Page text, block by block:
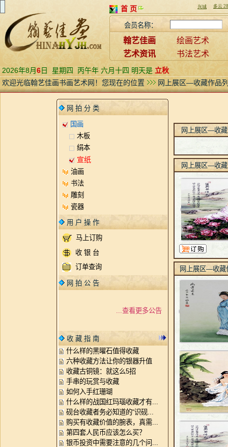
首 页
会员名称：
翰艺佳画
绘画艺术
艺术资讯
书法艺术
2026年8月6日 星期四 丙午年 六月十四 明天是 立秋
欢迎光临翰艺佳画书画艺术网！您现在的位置
网上展区—收藏作品
网 拍 分 类
国画
木板
绢本
宣纸
油画
书法
雕刻
瓷器
用 户 操 作
马上订购
收 银 台
订单查询
网 拍 公 告
...查看更多公告
收 藏 指 南
什么样的黑曜石值得收藏
六种收藏方法让你的银器升值
收藏古铜镜：就这么5招
手串的玩赏与收藏
如何入手红珊瑚
什么样的战国红玛瑙收藏才有...
砚台收藏者务必知道的“识砚...
购买有收藏价值的腕表，真需...
第四套人民币应该怎么买？
银币投资中需要注意的几个问...
网上展区—收
网上展区—收
网上展区—收